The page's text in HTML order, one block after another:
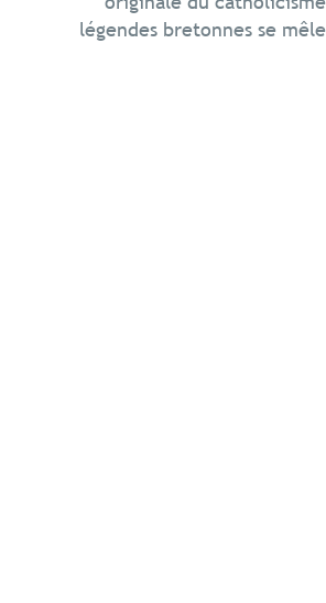
légendes bretonnes se